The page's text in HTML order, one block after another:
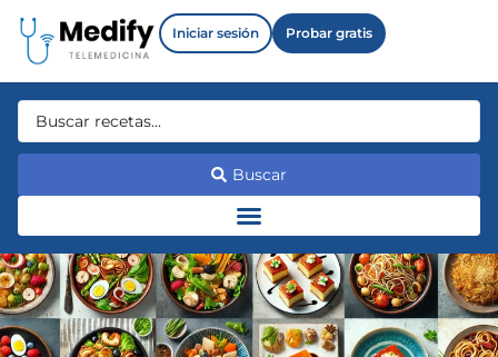
Iniciar sesión Probar gratis
Buscar